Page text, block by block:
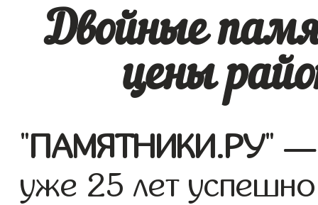
Двойные
цены
"ПАМЯТНИКИ.РУ" —
уже 25 лет